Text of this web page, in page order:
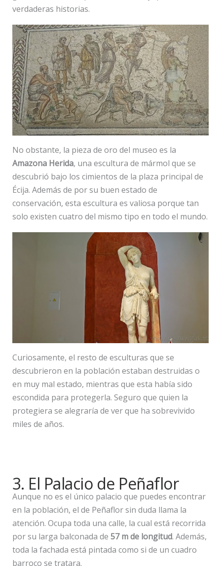
verdaderas historias.
No obstante, la pieza de oro del museo es la
Amazona Herida, una escultura de mármol que se
descubrió bajo los cimientos de la plaza principal de
Écija. Además de por su buen estado de
conservación, esta escultura es valiosa porque tan
solo existen cuatro del mismo tipo en todo el mundo.
Curiosamente, el resto de esculturas que se
descubrieron en la población estaban destruidas o
en muy mal estado, mientras que esta había sido
escondida para protegerla. Seguro que quien la
protegiera se alegraría de ver que ha sobrevivido
miles de años.
3. El Palacio de Peñaflor
Aunque no es el único palacio que puedes encontrar
en la población, el de Peñaflor sin duda llama la
atención. Ocupa toda una calle, la cual está recorrida
por su larga balconada de 57 m de longitud. Además,
toda la fachada está pintada como si de un cuadro
barroco se tratara.